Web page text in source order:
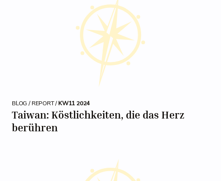
BLOG / REPORT /KW11 2024
Taiwan: Köstlichkeiten, die das Herz
berühren